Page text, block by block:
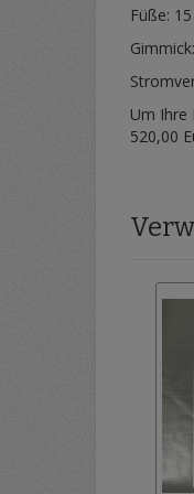
Füße:
Um Ihre
520,00